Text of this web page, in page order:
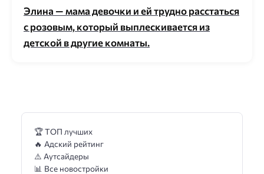
Элина — мама девочки и ей трудно расстаться
с розовым, который выплескивается из
детской в другие комнаты.
🏆 ТОП лучших
🔥 Адский рейтинг
⚠️ Аутсайдеры
📊 Все новостройки